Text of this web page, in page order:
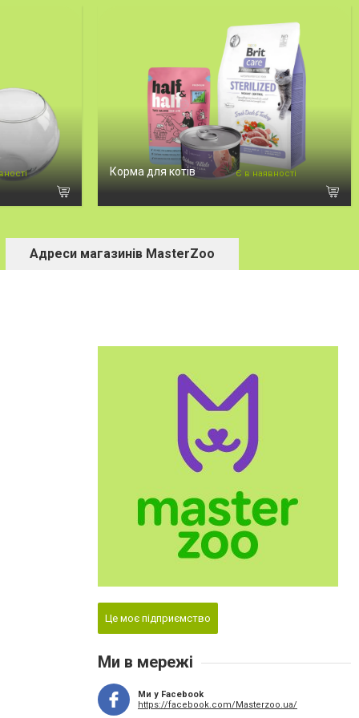
Корма для котів Є в наявності
Адреси магазинів MasterZoo
Це моє підприємство
Ми в мережі
Ми у Facebook
https://facebook.com/Masterzoo.ua/